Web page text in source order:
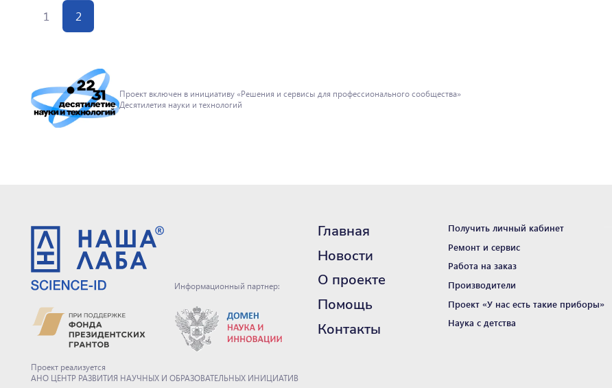
1 2
Проект включен в инициативу «Решения и сервисы для профессионального сообщества»
Десятилетия науки и технологий
Информационный партнер:
Проект реализуется
АНО ЦЕНТР РАЗВИТИЯ НАУЧНЫХ И ОБРАЗОВАТЕЛЬНЫХ ИНИЦИАТИВ
Главная
Новости
О проекте
Помощь
Контакты
Получить личный кабинет
Ремонт и сервис
Работа на заказ
Производители
Проект «У нас есть такие приборы»
Наука с детства